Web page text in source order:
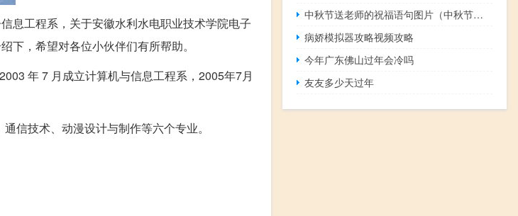
息工程系，关于安徽水利水电职业技术学院电子
下，希望对各位小伙伴们有所帮助。
年 7 月成立计算机与信息工程系，2005年7月
信技术、动漫设计与制作等六个专业。
中秋节送老师的祝福语句图片（中秋节写给老师的祝福语简短）
病娇模拟器攻略视频攻略
今年广东佛山过年会冷吗
友友多少天过年